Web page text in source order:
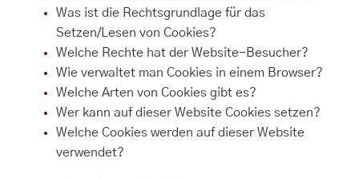
Was ist die Rechtsgrundlage für das
Setzen/Lesen von Cookies?
Welche Rechte hat der Website-Besucher?
Wie verwaltet man Cookies in einem Browser?
Welche Arten von Cookies gibt es?
Wer kann auf dieser Website Cookies setzen?
Welche Cookies werden auf dieser Website
verwendet?